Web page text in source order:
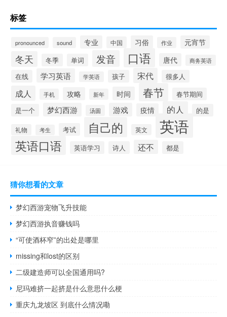
标签
pronounced sound 专业 中国 习俗 作业 元宵节
冬天 冬季 单词 发音 口语 唐代 商务英语
在线 学习英语 学英语 孩子 宋代 很多人
成人 手机 攻略 新年 时间 春节
春节期间
是一个
梦幻西游 汤圆 游戏 疫情 的人 的是
礼物 考生 考试 自己的 英文 英语
英语口语 英语学习 诗人 还不 都是
猜你想看的文章
梦幻西游宠物飞升技能
梦幻西游执音赚钱吗
“可使酒杯窄”的出处是哪里
missing和lost的区别
二级建造师可以全国通用吗?
尼玛难挤一起挤是什么意思什么梗
重庆九龙坡区 到底什么情况嘞